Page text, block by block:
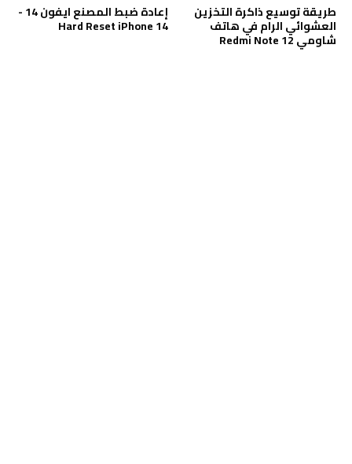
طريقة توسيع ذاكرة التخزين
العشوائي الرام في هاتف
شاومي Redmi Note 12
إعادة ضبط المصنع ايفون 14 -
Hard Reset iPhone 14